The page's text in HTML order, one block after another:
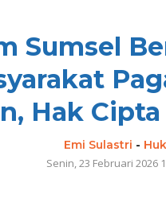
Sumsel
Hak
Emi Sulastri -
Senin, 23 Februari 2026